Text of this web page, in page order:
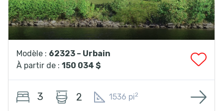
Modèle : 62323 – Urbain
À partir de : 150 034 $
3 2 1536 pi2